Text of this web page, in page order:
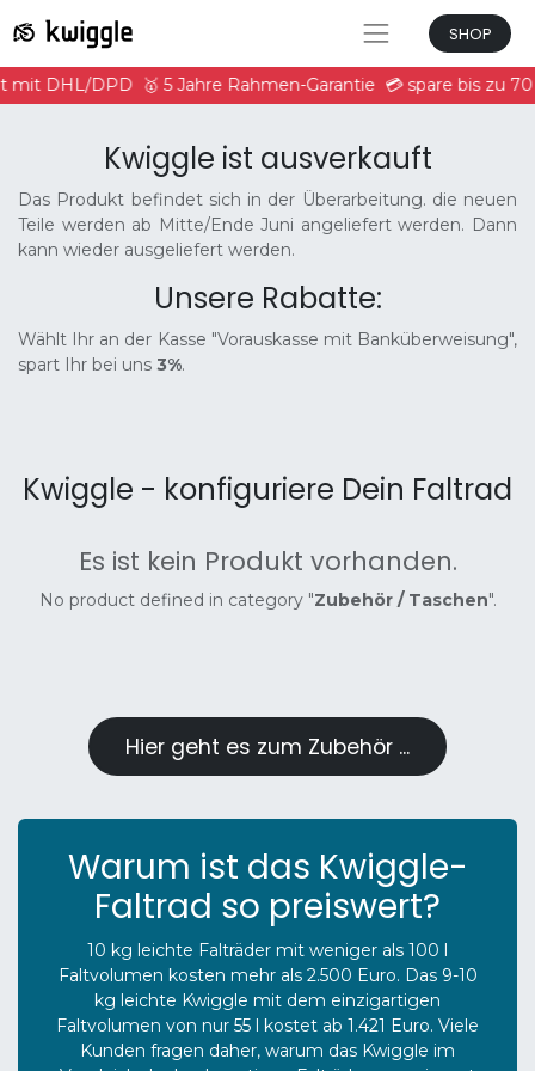
SHOP
mit DHL/DPD 🥇 5 Jahre Rahmen-Garantie 💳 spare bis zu
Kwiggle ist ausverkauft
Das Produkt befindet sich in der Überarbeitung. die neuen
Teile werden ab Mitte/Ende Juni angeliefert werden. Dann
kann wieder ausgeliefert werden.
Unsere Rabatte:
Wählt Ihr an der Kasse "Vorauskasse mit Banküberweisung",
spart Ihr bei uns 3%.
Kwiggle - konfiguriere Dein Faltrad
Es ist kein Produkt vorhanden.
No product defined in category "Zubehör / Taschen".
Hier geht es zum Zubehör ...
Warum ist das Kwiggle-
Faltrad so preiswert?
10 kg leichte Falträder mit weniger als 100 l
Faltvolumen kosten mehr als 2.500 Euro. Das 9-10
kg leichte Kwiggle mit dem einzigartigen
Faltvolumen von nur 55 l kostet ab 1.421 Euro. Viele
Kunden fragen daher, warum das Kwiggle im